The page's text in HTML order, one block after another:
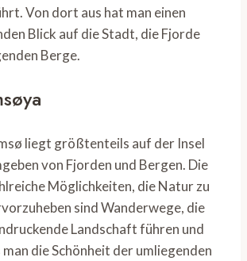
Von dort aus hat man einen
Blick auf die Stadt, die Fjorde
Berge.
liegt größtenteils auf der Insel
von Fjorden und Bergen. Die
Möglichkeiten, die Natur zu
sind Wanderwege, die
Landschaft führen und
man die Schönheit der umliegenden